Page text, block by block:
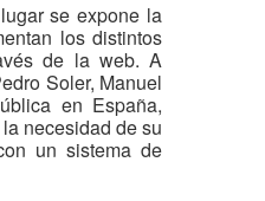
se expone la
los distintos
de la web. A
Soler, Manuel
en España,
necesidad de su
un sistema de